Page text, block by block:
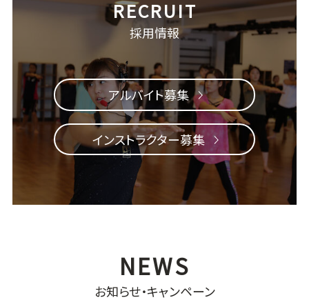
採用情報
アルバイト募集
インストラクター募集
お知らせ・キャンペーン